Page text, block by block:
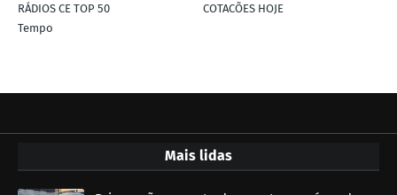
RÁDIOS CE TOP 50
COTACÕES HOJE
Tempo
Mais lidas